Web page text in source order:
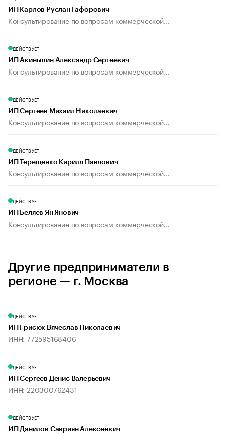
ИП Карлов Руслан Гафорович
Консультирование по вопросам коммерческой...
ДЕЙСТВУЕТ
ИП Акиньшин Александр Сергеевич
Консультирование по вопросам коммерческой...
ДЕЙСТВУЕТ
ИП Сергеев Михаил Николаевич
Консультирование по вопросам коммерческой...
ДЕЙСТВУЕТ
ИП Терещенко Кирилл Павлович
Консультирование по вопросам коммерческой...
ДЕЙСТВУЕТ
ИП Беляев Ян Янович
Консультирование по вопросам коммерческой...
Другие предприниматели в
регионе — г. Москва
ДЕЙСТВУЕТ
ИП Грисюк Вячеслав Николаевич
ИНН: 772595168406
ДЕЙСТВУЕТ
ИП Сергеев Денис Валерьевич
ИНН: 220300762431
ДЕЙСТВУЕТ
ИП Данилов Савриян Алексеевич